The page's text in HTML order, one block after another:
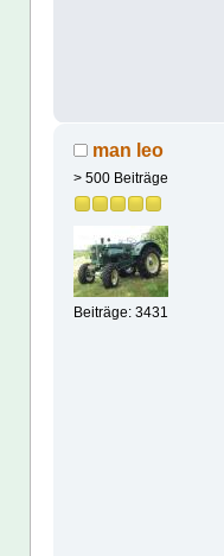
man leo
> 500 Beiträge
Beiträge: 3431